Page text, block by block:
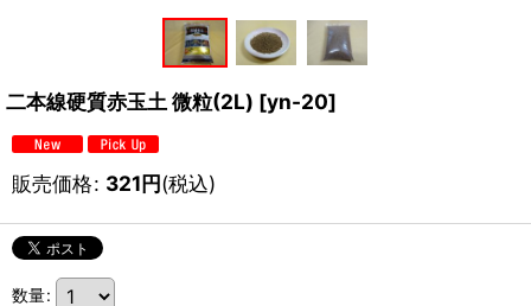
二本線硬質赤玉土 微粒(2L) [yn-20]
販売価格: 321円(税込)
数量: